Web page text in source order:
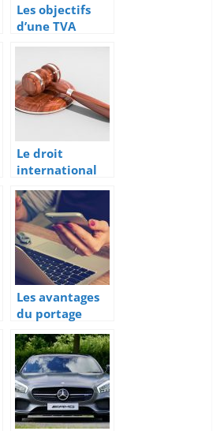
Les objectifs
d’une TVA
intracommuna
utaire
Le droit
international
public : les
sujets
Les avantages
du portage
salarial